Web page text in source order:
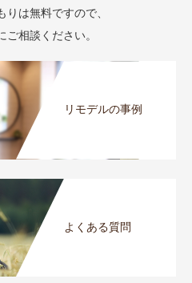
りは無料ですので、
ご相談ください。
リモデルの事例
よくある質問